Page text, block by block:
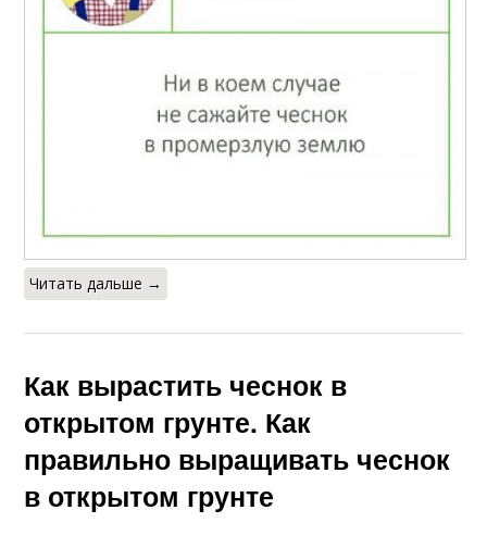
Читать дальше →
Как вырастить чеснок в
открытом грунте. Как
правильно выращивать чеснок
в открытом грунте